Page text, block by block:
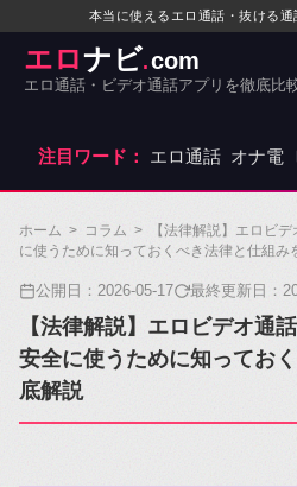
本当に使えるエロ通話・抜ける
エロナビ.com
エロ通話・ビデオ通話アプリを徹底比
注目ワード： エロ通話 オナ電
ホーム > コラム >
【法律解説】エロビ
に使うために知っておくべき法律と仕組み
公開日： 2026-05-17 最終更新日：
【法律解説】エロビデオ通
安全に使うために知ってお
底解説